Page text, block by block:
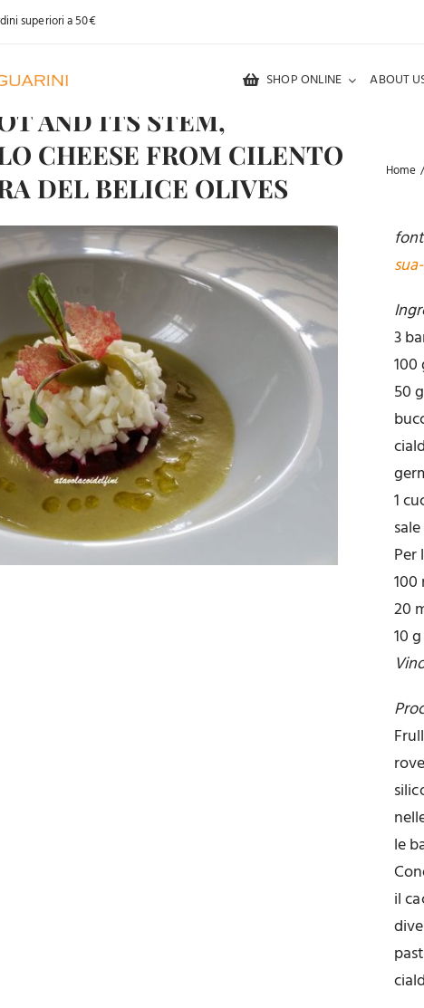
superiori a 50€
SHOP ONLINE ABOUT
AND ITS STEM,
CHEESE FROM CILENTO
DEL BELICE OLIVES
Home
3
50
1
Per
20
10
le
il